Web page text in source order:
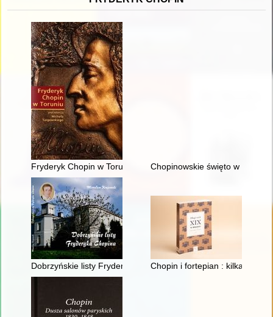
Fryderyk Chopin w Toruniu Chopinowskie święto w
Dobrzyńskie listy Fryderyka F. Chopina. Fryderyk Chopin na
Chopin i fortepian : kilka uwag